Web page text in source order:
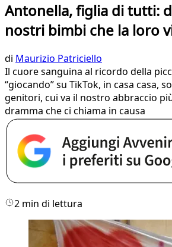
Antonella, figlia di tutti:
nostri bimbi che la loro
di Maurizio Patriciello
Il cuore sanguina al ricordo della
“giocando” su TikTok, in casa casa,
genitori, cui va il nostro abbraccio
dramma che ci chiama in causa
2 min di lettura